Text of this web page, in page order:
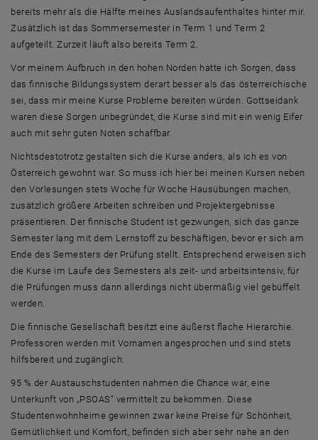
bereits mehr als die Hälfte meines Auslandsaufenthaltes hinter mir.
Zusätzlich ist das Sommersemester in Term 1 und Term 2
aufgeteilt. Zurzeit läuft also bereits Term 2.
Vor meinem Aufbruch in den hohen Norden hatte ich Sorgen, dass
das finnische Bildungssystem derart besser als das österreichische
sei, dass mir meine Kurse Probleme bereiten würden. Gottseidank
waren diese Sorgen unbegründet, die Kurse sind mit ein wenig Eifer
auch mit sehr guten Noten schaffbar.
Nichtsdestotrotz gestalten sich die Kurse anders, als ich es von
Österreich gewohnt war. So muss ich hier bei meinen Kursen neben
den Vorlesungen stets Woche für Woche Hausübungen machen,
zusätzlich größere Arbeiten schreiben und Projektergebnisse
präsentieren. Der finnische Student ist gezwungen, sich das ganze
Semester lang mit dem Lernstoff zu beschäftigen, bevor er sich am
Ende des Semesters der Prüfung stellt. Entsprechend erweisen sich
die Kurse im Laufe des Semesters als zeit- und arbeitsintensiv, für
die Prüfungen muss dann allerdings nicht übermäßig viel gebüffelt
werden.
Die finnische Gesellschaft besitzt eine äußerst flache Hierarchie.
Professoren werden mit Vornamen angesprochen und sind stets
hilfsbereit und zugänglich.
95 % der Austauschstudenten nahmen die Chance war, eine
Unterkunft von „PSOAS“ vermittelt zu bekommen. Diese
Studentenwohnheime gewinnen zwar keine Preise für Schönheit,
Gemütlichkeit und Komfort, befinden sich aber sehr nahe an den